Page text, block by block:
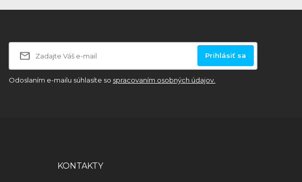
Prihlásiť sa
Odoslaním e-mailu súhlasíte so spracovaním osobných údajov.
KONTAKTY